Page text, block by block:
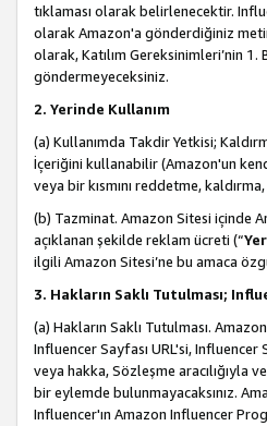
tıklaması olarak belirlenecektir.
olarak Amazon'a gönderdiğiniz
olarak, Katılım Gereksinimleri’nin
göndermeyeceksiniz.
2. Yerinde Kullanım
(a) Kullanımda Takdir Yetkisi;
İçeriğini kullanabilir (Amazon'un
veya bir kısmını reddetme,
(b) Tazminat. Amazon Sitesi içinde
açıklanan şekilde reklam ücreti (“
ilgili Amazon Sitesi’ne bu amaca
3. Hakların Saklı Tutulması;
(a) Hakların Saklı Tutulması.
Influencer Sayfası URL'si,
veya hakka, Sözleşme aracılığıyla
bir eylemde bulunmayacaksınız.
Influencer'ın Amazon Influencer